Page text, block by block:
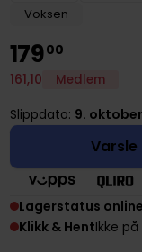
Voksen
17900
161,10 Medlem
Slippdato: 9.
Lagerstatus online
Klikk & HentIkke